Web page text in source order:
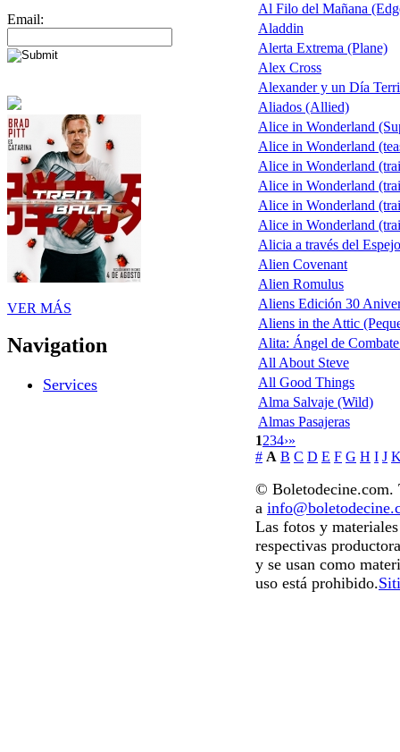
Email:
VER MÁS
Navigation
Services
Al Filo del Mañana
Aladdin
Alerta Extrema (Plane)
Alex Cross
Alexander y un Día
Aliados (Allied)
Alice in Wonderland
Alice in Wonderland
Alice in Wonderland
Alice in Wonderland
Alice in Wonderland
Alice in Wonderland
Alicia a través del
Alien Covenant
Alien Romulus
Aliens Edición 30
Aliens in the Attic
Alita: Ángel de
All About Steve
All Good Things
Alma Salvaje (Wild)
Almas Pasajeras
1234›»
# A B C D E F G H I J
© Boletodecine.com.
a
Las fotos y
respectivas
y se usan como
uso está prohibido.